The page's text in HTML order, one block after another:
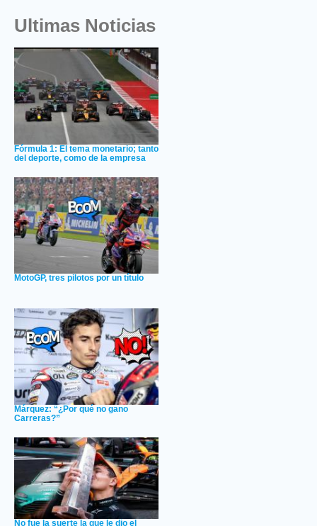
Ultimas Noticias
Fórmula 1: El tema monetario; tanto
del deporte, como de la empresa
MotoGP, tres pilotos por un título
Márquez: “¿Por qué no gano
Carreras?”
No fue la suerte la que le dio el